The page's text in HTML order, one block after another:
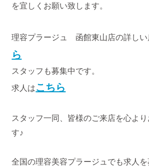
を宜しくお願い致します。
理容プラージュ 函館東山店の詳しい
ら
スタッフも募集中です。
求人はこちら
スタッフ一同、皆様のご来店を心よ
す♪
全国の理容美容プラージュでも求人